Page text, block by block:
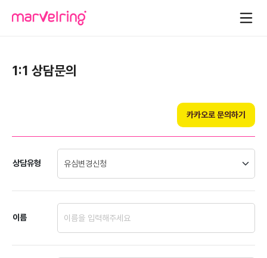
1:1 상담문의
카카오로 문의하기
상담유형
이름